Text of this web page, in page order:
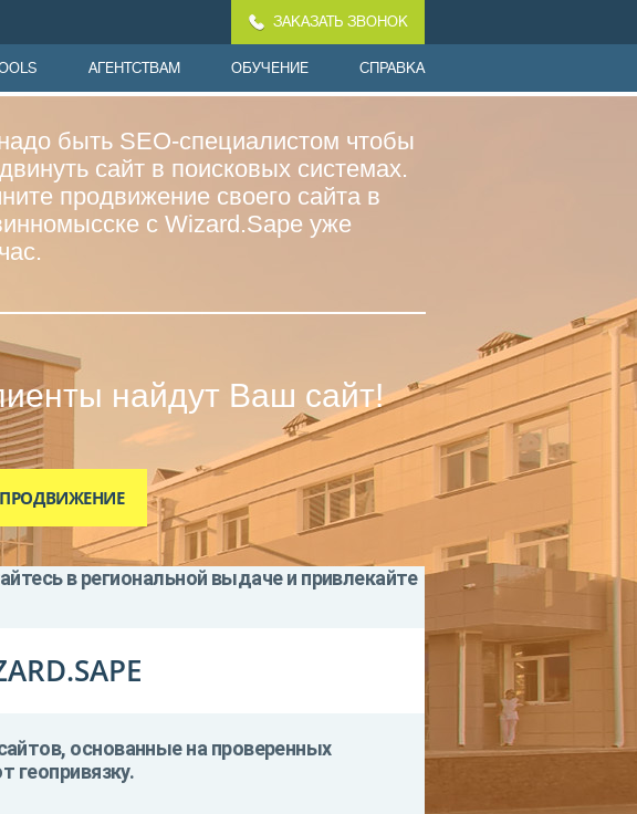
ЗАКАЗАТЬ ЗВОНОК
АГЕНТСТВАМ ОБУЧЕНИЕ СПРАВКА
быть SEO-специалистом чтобы
сайт в поисковых системах.
продвижение своего сайта в
с Wizard.Sape уже
найдут Ваш сайт!
в региональной выдаче и привлекайте
основанные на проверенных
геопривязку.